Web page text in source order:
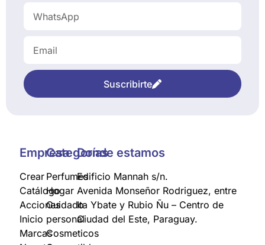
Suscribirte
Empresa
Crear
Catálogo
Acciones
Inicio
Marcas
Categorías
Perfumes
Hogar
Cuidado
personal
Cosmeticos
Donde estamos
Edificio Mannah s/n.
Avenida Monseñor Rodriguez, entre
Ita Ybate y Rubio Ñu – Centro de
Ciudad del Este, Paraguay.